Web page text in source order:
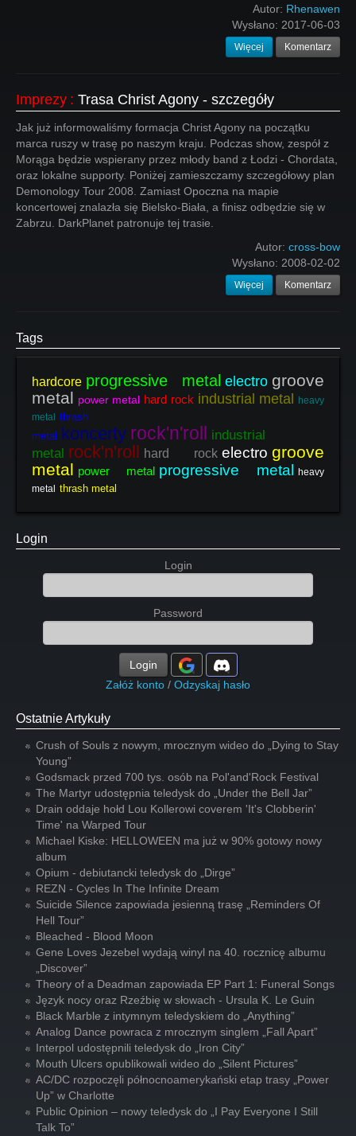
Autor: Rhenawen
Wysłano: 2017-06-03
Więcej Komentarz
Imprezy : Trasa Christ Agony - szczegóły
Jak już informowaliśmy formacja Christ Agony na początku
marca ruszy w trasę po naszym kraju. Podczas show, zespół z
Morąga będzie wspierany przez młody band z Łodzi - Chordata,
oraz lokalne supporty. Poniżej zamieszczamy szczegółowy plan
Demonology Tour 2008. Zamiast Opoczna na mapie
koncertowej znalazła się Bielsko-Biała, a finisz odbędzie się w
Zabrzu. DarkPlanet patronuje tej trasie.
Autor: cross-bow
Wysłano: 2008-02-02
Więcej Komentarz
Tags
hardcore progressive metal electro groove
metal power metal hard rock industrial metal
heavy
metal thrash
metal koncerty rock'n'roll industrial
metal rock'n'roll hard rock electro groove
metal power metal progressive metal
heavy
metal thrash metal
Login
Login
Password
Login
Załóż konto / Odzyskaj hasło
Ostatnie Artykuły
Crush of Souls z nowym, mrocznym wideo do „Dying to Stay
Young”
Godsmack przed 700 tys. osób na Pol'and'Rock Festival
The Martyr udostępnia teledysk do „Under the Bell Jar”
Drain oddaje hołd Lou Kollerowi coverem 'It's Clobberin'
Time' na Warped Tour
Michael Kiske: HELLOWEEN ma już w 90% gotowy nowy
album
Opium - debiutancki teledysk do „Dirge”
REZN - Cycles In The Infinite Dream
Suicide Silence zapowiada jesienną trasę „Reminders Of
Hell Tour”
Bleached - Blood Moon
Gene Loves Jezebel wydają winyl na 40. rocznicę albumu
„Discover”
Theory of a Deadman zapowiada EP Part 1: Funeral Songs
Język nocy oraz Rzeźbię w słowach - Ursula K. Le Guin
Black Marble z intymnym teledyskiem do „Anything”
Analog Dance powraca z mrocznym singlem „Fall Apart”
Interpol udostępnili teledysk do „Iron City”
Mouth Ulcers opublikowali wideo do „Silent Pictures”
AC/DC rozpoczęli północnoamerykański etap trasy „Power
Up” w Charlotte
Public Opinion – nowy teledysk do „I Pay Everyone I Still
Talk To”